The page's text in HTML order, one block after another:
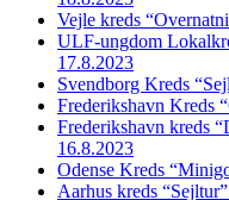
Vejle kreds
ULF-ungdom
17.8.2023
Svendborg Kreds
Frederikshavn Kreds
Frederikshavn kreds
16.8.2023
Odense Kreds
Aarhus kreds